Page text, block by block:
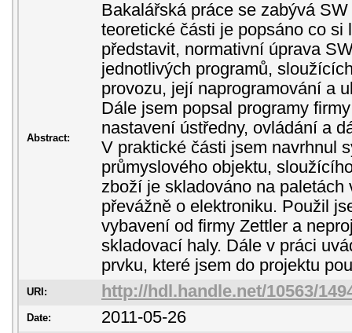
Abstract:
Bakalářská práce se zabývá
teoretické části je popsáno co si
představit, normativní úprava
jednotlivých programů,
provozu, její naprogramování a
Dále jsem popsal programy
nastavení ústředny, ovládání a
V praktické části jsem navrhnul
průmyslového objektu,
zboží je skladováno na paletách
převážně o elektroniku. Použil
vybavení od firmy Zettler a
skladovací haly. Dále v práci
prvku, které jsem do projektu
URI: http://hdl.handle.net/10563/
Date: 2011-05-26